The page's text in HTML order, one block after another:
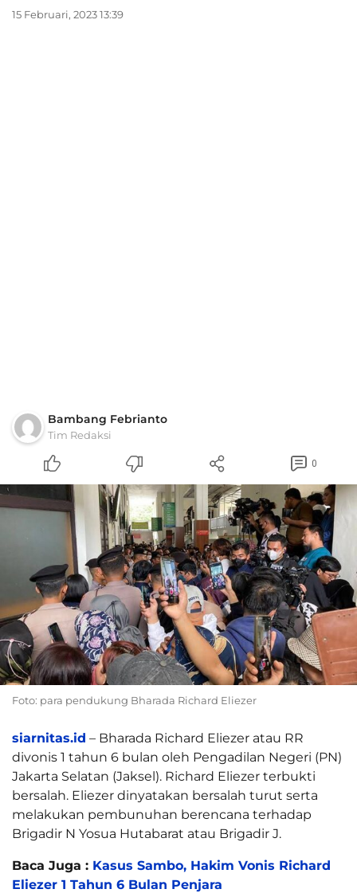
15 Februari, 2023 13:39
Bambang Febrianto
Tim Redaksi
0
Foto: para pendukung Bharada Richard Eliezer
siarnitas.id – Bharada Richard Eliezer atau RR
divonis 1 tahun 6 bulan oleh Pengadilan Negeri (PN)
Jakarta Selatan (Jaksel). Richard Eliezer terbukti
bersalah. Eliezer dinyatakan bersalah turut serta
melakukan pembunuhan berencana terhadap
Brigadir N Yosua Hutabarat atau Brigadir J.
Baca Juga : Kasus Sambo, Hakim Vonis Richard
Eliezer 1 Tahun 6 Bulan Penjara